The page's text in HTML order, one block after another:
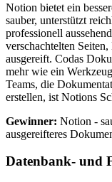
Notion bietet ein
sauber, unterstützt
professionell
verschachtelten
ausgereift. Codas
mehr wie ein
Teams, die
erstellen, ist Notions
Gewinner: Notion -
ausgereifteres
Datenbank- und